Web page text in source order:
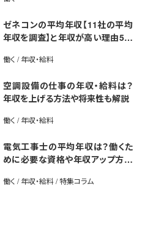
ゼネコンの平均年収【11社の平均
年収を調査】と年収が高い理由5選
働く / 年収・給料
空調設備の仕事の年収・給料は？
年収を上げる方法や将来性も解説
働く / 年収・給料
電気工事士の平均年収は？働くた
めに必要な資格や年収アップ方法
働く / 年収・給料 / 特集コラム